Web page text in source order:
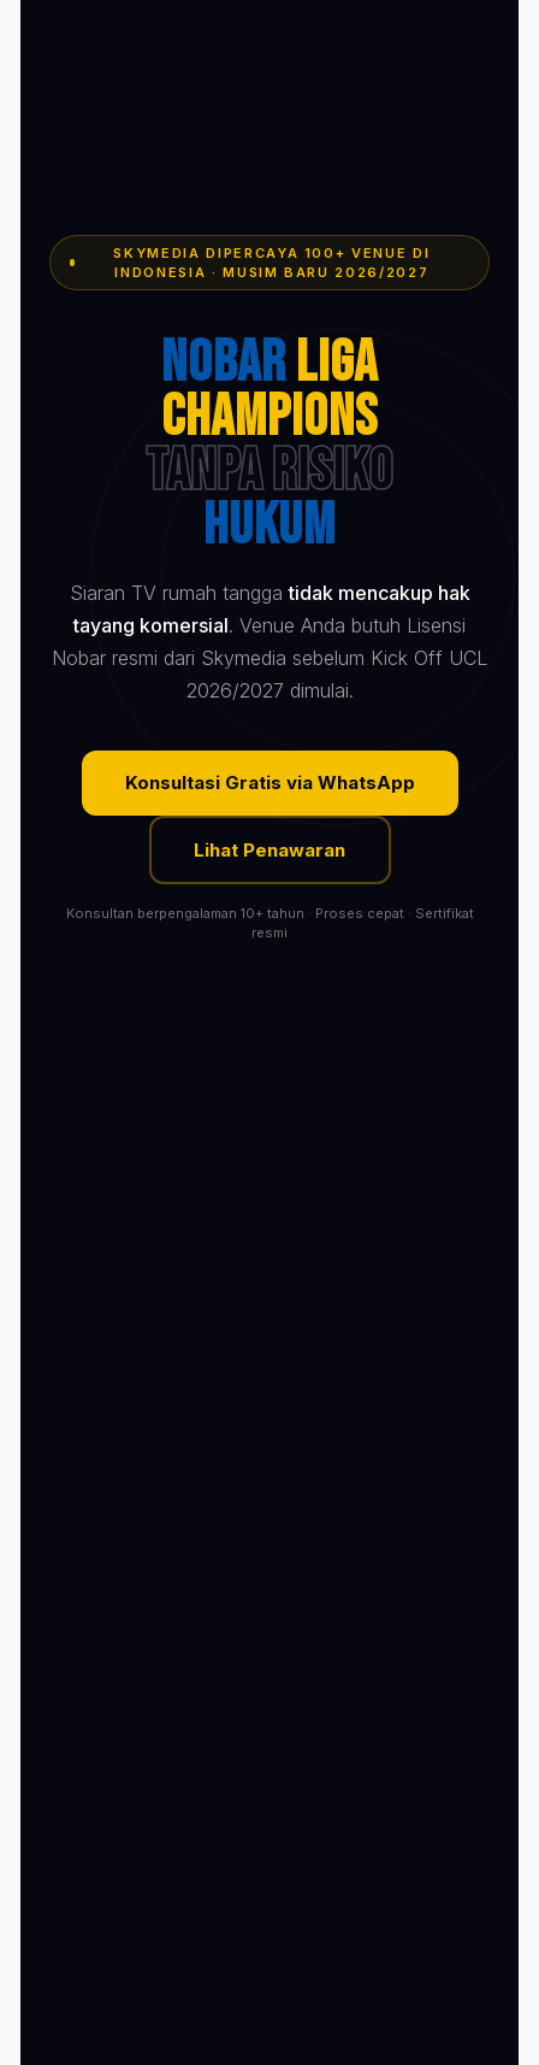
SKYMEDIA DIPERCAYA 100+ VENUE DI
INDONESIA · MUSIM BARU 2026/2027
NobarLiga
Champions
Tanpa Risiko
Hukum
Siaran TV rumah tanggatidak mencakup hak
tayang komersial. Venue Anda butuh Lisensi
Nobar resmi dari Skymedia sebelum Kick Off UCL
2026/2027 dimulai.
Konsultasi Gratis via WhatsApp
Lihat Penawaran
Konsultan berpengalaman 10+ tahun · Proses cepat · Sertifikat
resmi